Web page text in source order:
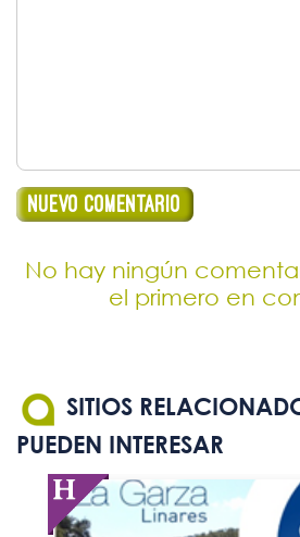
No hay ningún
el primero en
SITIOS
PUEDEN INTERESAR